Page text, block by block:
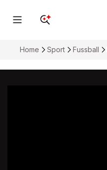
Home Sport Fussball